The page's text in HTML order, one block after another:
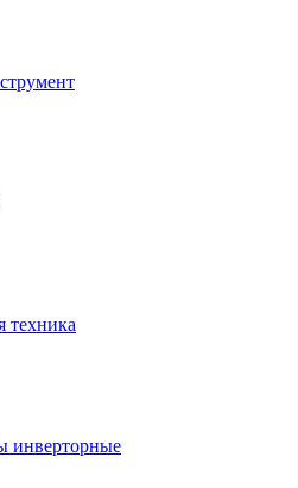
техника
инверторные